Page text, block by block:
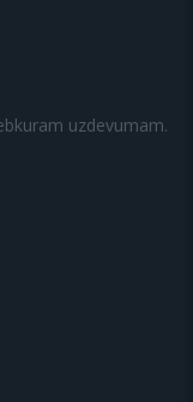
uzdevumam.